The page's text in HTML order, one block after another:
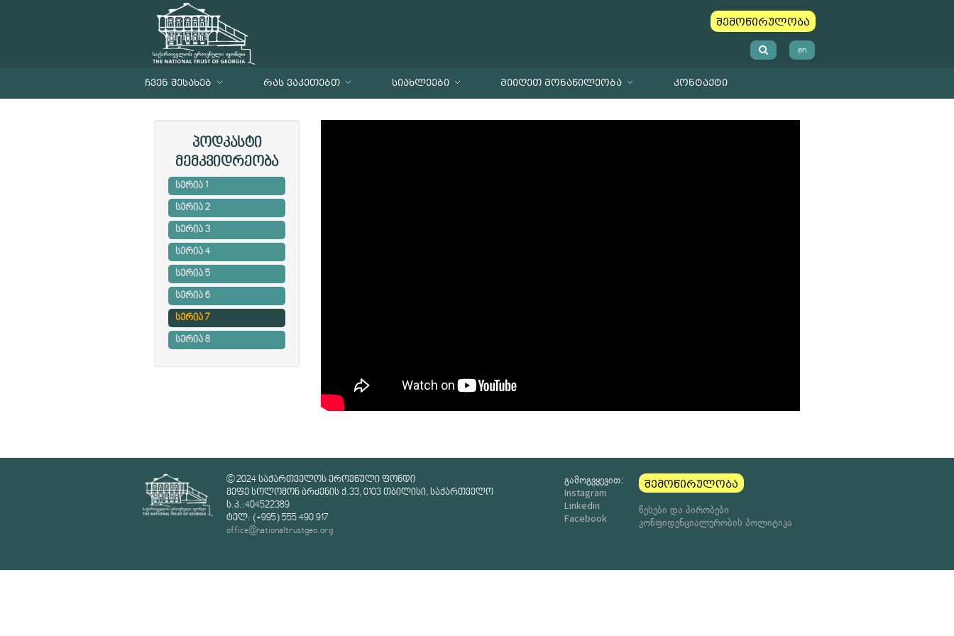
შემოწირულობა
en
ᲩᲕᲔᲜ ᲨᲔᲡᲐᲮᲔᲑ ᲠᲐᲡ ᲕᲐᲙᲔᲗᲔᲑᲗ ᲡᲘᲐᲮᲚᲔᲔᲑᲘ ᲛᲘᲘᲦᲔᲗ ᲛᲝᲜᲐᲬᲘᲚᲔᲝᲑᲐ ᲙᲝᲜᲢᲐᲥᲢᲘ
პოდკასტი
მემკვიდრეობა
სერია 1
სერია 2
სერია 3
სერია 4
სერია 5
სერია 6
სერია 7
სერია 8
© 2024 საქართველოს ეროვნული ფონდი
მეფე სოლომონ ბრძენის ქ.33, 0103 თბილისი, საქართველო
ს.კ.:404522389
ტელ: (+995) 555 490 917
office@nationaltrustgeo.org
გამოგვყევით:
Instagram
Linkedin
Facebook
შემოწირულობა
წესები და პირობები
კონფიდენციალურობის პოლიტიკა